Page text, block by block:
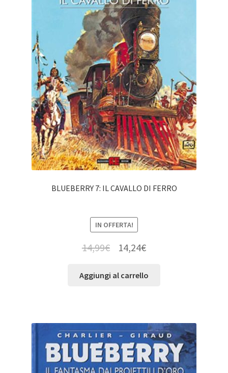
BLUEBERRY 7: IL CAVALLO DI FERRO
IN OFFERTA!
14,99€ 14,24€
Aggiungi al carrello